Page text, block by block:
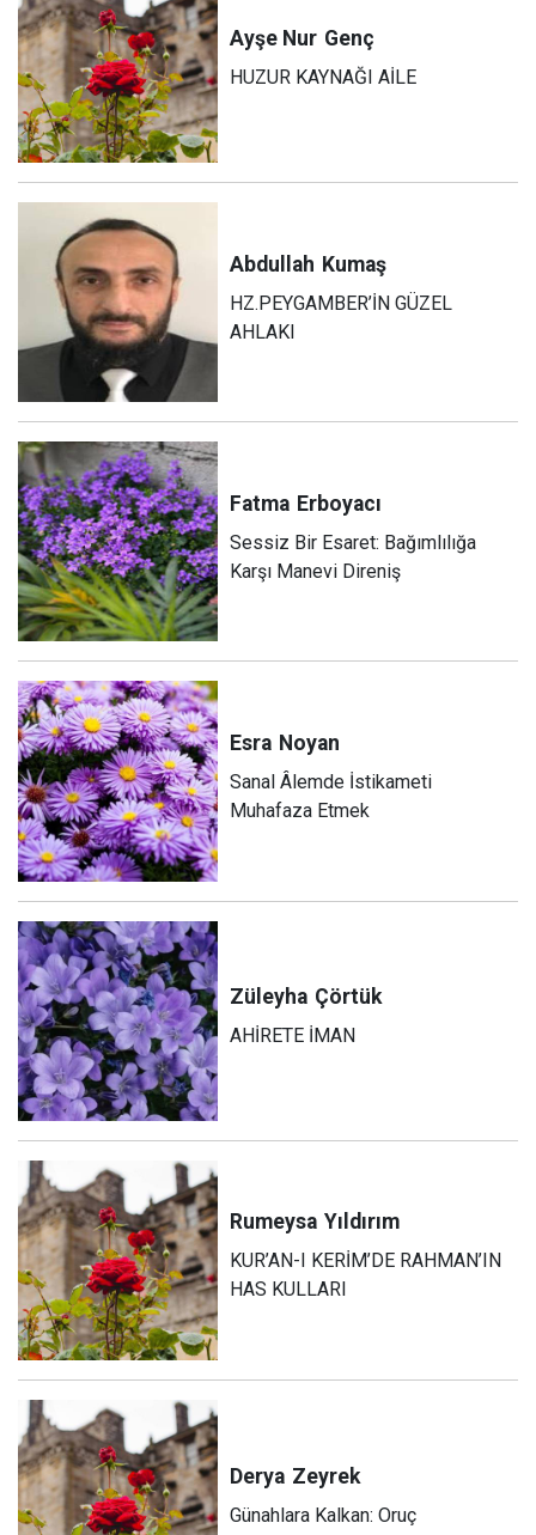
Ayşe Nur Genç
HUZUR KAYNAĞI AİLE
Abdullah Kumaş
HZ.PEYGAMBER’İN GÜZEL
AHLAKI
Fatma Erboyacı
Sessiz Bir Esaret: Bağımlılığa
Karşı Manevi Direniş
Esra Noyan
Sanal Âlemde İstikameti
Muhafaza Etmek
Züleyha Çörtük
AHİRETE İMAN
Rumeysa Yıldırım
KUR’AN-I KERİM’DE RAHMAN’IN
HAS KULLARI
Derya Zeyrek
Günahlara Kalkan: Oruç